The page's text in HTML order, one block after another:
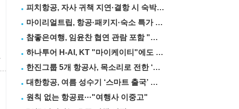
피치항공, 자사 귀책 지연·결항 시 숙박·교통비 보상제 도입
마이리얼트립, 항공·패키지·숙소 특가 릴레이
참좋은여행, 임윤찬 협연 관람 포함 "미동부·캐나다" 패키지 출시
하나투어 H-AI, KT "마이케이티"에도 탑재
한진그룹 5개 항공사, 목소리로 전한 ‘재능기부’
대한항공, 여름 성수기 ‘스마트 출국’ 꿀팁 3가지 공개
원칙 없는 항공료···"여행사 이중고"